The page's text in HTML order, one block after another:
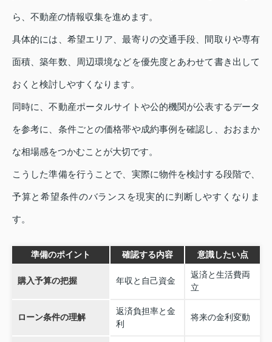
ら、不動産の情報収集を進めます。
具体的には、希望エリア、最寄りの交通手段、間取りや専有
面積、築年数、周辺環境などを優先度とあわせて書き出して
おくと検討しやすくなります。
同時に、不動産ポータルサイトや公的機関が公表するデータ
を参考に、条件ごとの価格帯や成約事例を確認し、おおまか
な相場感をつかむことが大切です。
こうした準備を行うことで、実際に物件を検討する段階で、
予算と希望条件のバランスを現実的に判断しやすくなりま
す。
準備のポイント 確認する内容 意識したい点
購入予算の把握 年収と自己資金
返済と生活費両
立
ローン条件の理解
返済負担率と金
利
将来の金利変動